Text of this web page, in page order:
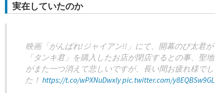
実在していたのか
映画「がんばれ!ジャイアン!!」にて、開幕のび太君が
「タンキ君」を購入したお店が閉店するとの事、聖地
がまた一つ消えて悲しいですが、長い間お疲れ様でし
た！ https://t.co/wPXNuDwxIypic.twitter.com/y8EQBSw9GL